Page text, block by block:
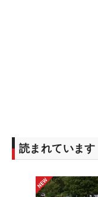
読まれています